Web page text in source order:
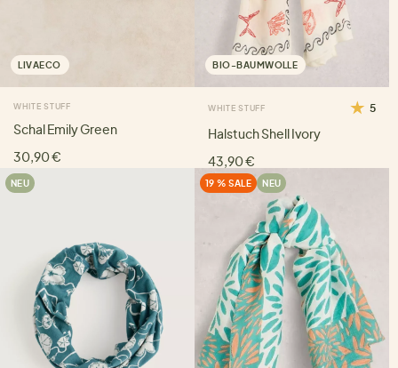
LIVAECO
WHITE STUFF
Schal Emily Green
30,90 €
BIO-BAUMWOLLE
WHITE STUFF 5
Halstuch Shell Ivory
43,90 €
NEU 19 % SALE NEU